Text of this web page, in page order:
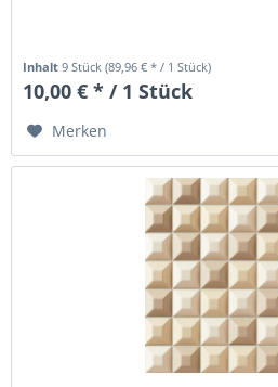
Inhalt9 Stück(89,96 € * / 1 Stück)
10,00 € * / 1 Stück
Merken